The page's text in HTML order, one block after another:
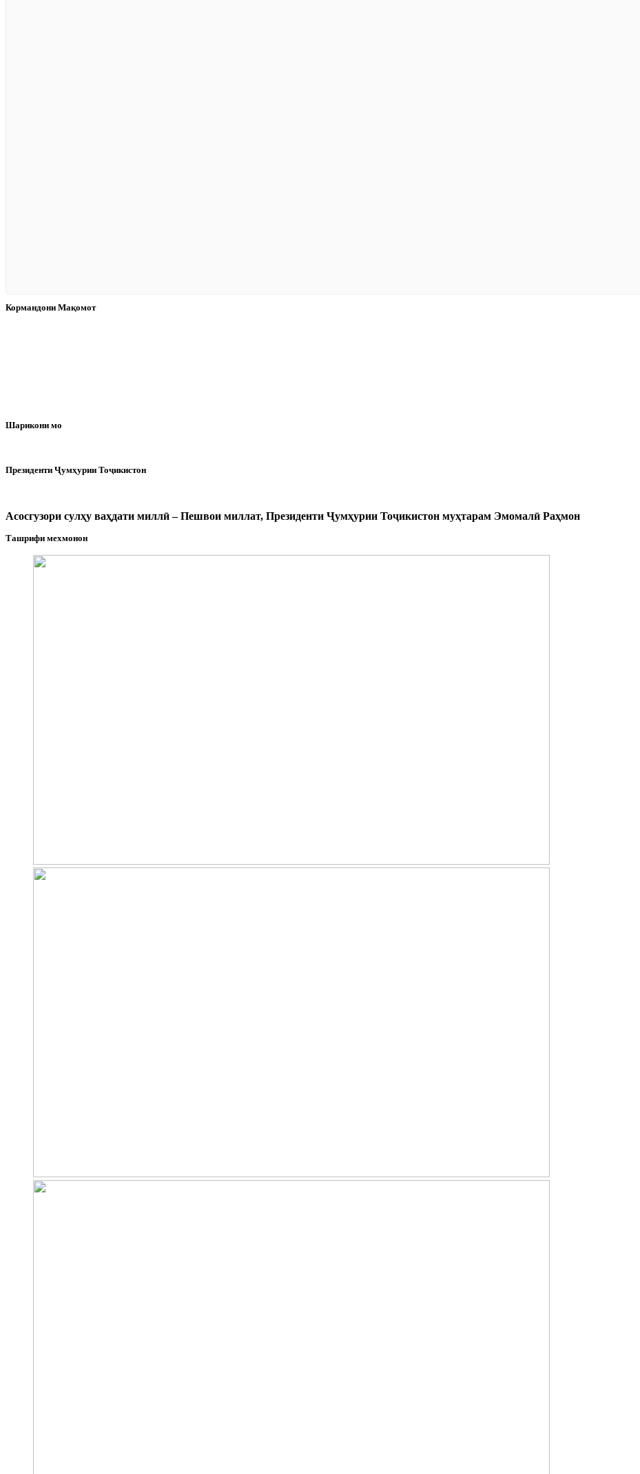
Кормандони Мақомот
Шарикони мо
Президенти Ҷумҳурии Тоҷикистон
Асосгузори сулҳу ваҳдати миллӣ – Пешвои миллат, Президенти Ҷумҳурии Тоҷикистон муҳтарам Эмомалӣ Раҳмон
Ташрифи мехмонон